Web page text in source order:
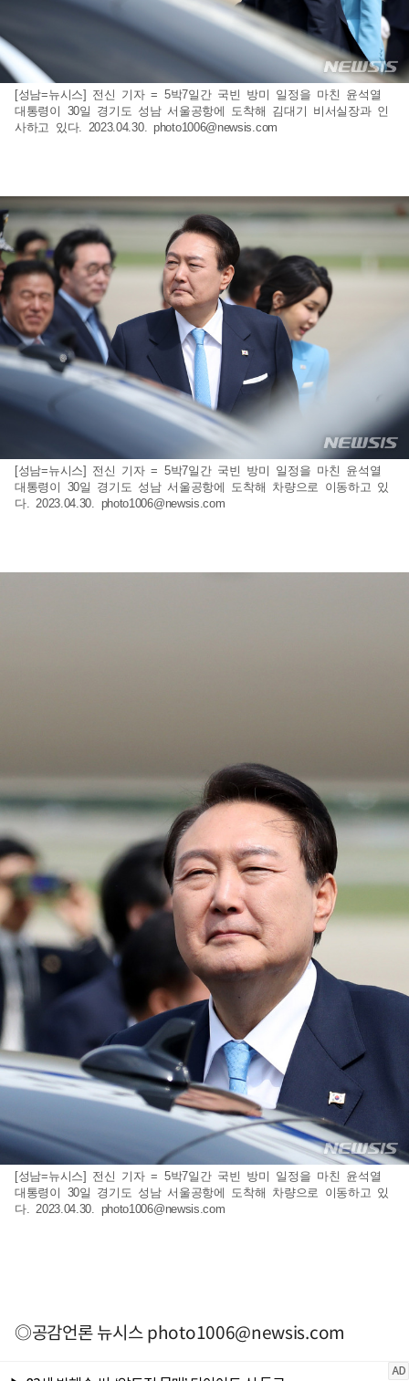
[성남=뉴시스] 전신 기자 = 5박7일간 국빈 방미 일정을 마친 윤석열
대통령이 30일 경기도 성남 서울공항에 도착해 김대기 비서실장과 인
사하고 있다. 2023.04.30. photo1006@newsis.com
[성남=뉴시스] 전신 기자 = 5박7일간 국빈 방미 일정을 마친 윤석열
대통령이 30일 경기도 성남 서울공항에 도착해 차량으로 이동하고 있
다. 2023.04.30. photo1006@newsis.com
[성남=뉴시스] 전신 기자 = 5박7일간 국빈 방미 일정을 마친 윤석열
대통령이 30일 경기도 성남 서울공항에 도착해 차량으로 이동하고 있
다. 2023.04.30. photo1006@newsis.com
◎공감언론 뉴시스photo1006@newsis.com